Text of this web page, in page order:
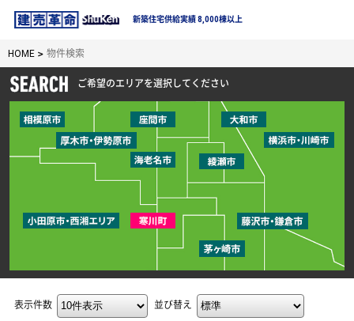
新築住宅供給実績 8,000棟以上
HOME 物件検索
ご希望のエリアを選択してください
表示件数 並び替え